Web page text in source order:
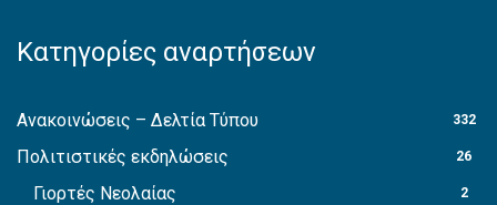
Κατηγορίες αναρτήσεων
Ανακοινώσεις – Δελτία Τύπου 332
Πολιτιστικές εκδηλώσεις 26
Γιορτές Νεολαίας 2